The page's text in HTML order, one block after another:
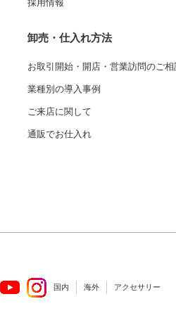
採用情報
卸売・仕入れ方法
お取引開始・開店・営業訪問のご相
業種別の導入事例
ご来店に関して
通販でお仕入れ
国内 海外 アクセサリー